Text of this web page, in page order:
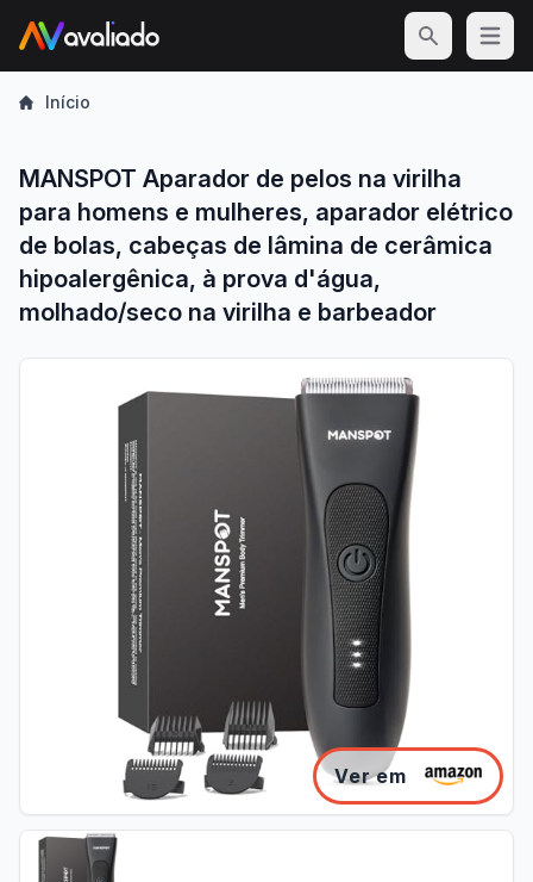
Open
Início
MANSPOT Aparador de pelos na virilha
para homens e mulheres, aparador elétrico
de bolas, cabeças de lâmina de cerâmica
hipoalergênica, à prova d'água,
molhado/seco na virilha e barbeador
Ver em